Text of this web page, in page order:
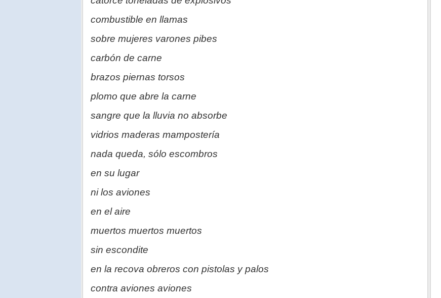
combustible en llamas
sobre mujeres varones pibes
carbón de carne
brazos piernas torsos
plomo que abre la carne
sangre que la lluvia no absorbe
vidrios maderas mampostería
nada queda, sólo escombros
en su lugar
ni los aviones
en el aire
muertos muertos muertos
sin escondite
en la recova obreros con pistolas y palos
contra aviones aviones